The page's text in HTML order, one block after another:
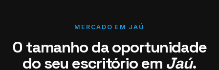
MERCADO EM JAÚ
O tamanho da oportunidade
do seu escritório em Jaú.